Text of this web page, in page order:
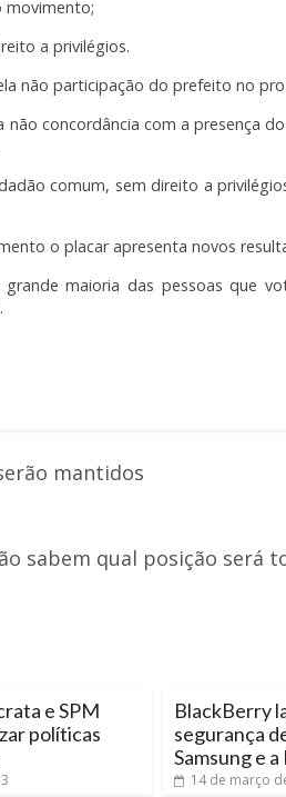
movimento;
a privilégios.
não participação do prefeito no
concordância com a presença
comum, sem direito a
o placar apresenta novos
maioria das pessoas que
mantidos
sabem qual posição será
e SPM
políticas
BlackBerry
segurança
Samsung e
14 de março